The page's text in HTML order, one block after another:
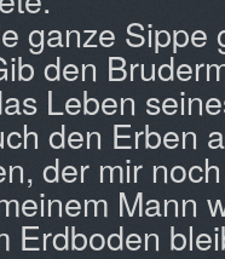
ganze Sippe
den
Leben
den Erben
der mir
Mann
Erdboden